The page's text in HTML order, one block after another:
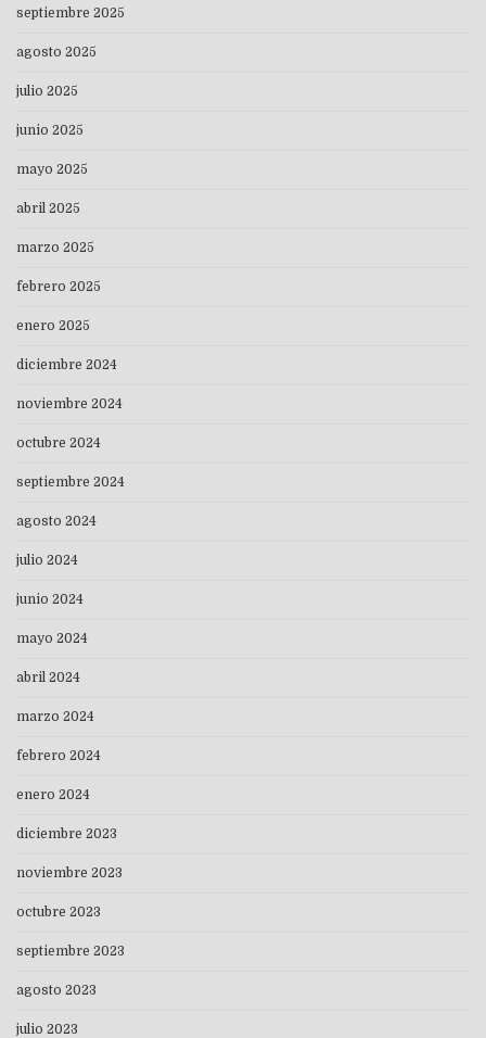
septiembre 2025
agosto 2025
julio 2025
junio 2025
mayo 2025
abril 2025
marzo 2025
febrero 2025
enero 2025
diciembre 2024
noviembre 2024
octubre 2024
septiembre 2024
agosto 2024
julio 2024
junio 2024
mayo 2024
abril 2024
marzo 2024
febrero 2024
enero 2024
diciembre 2023
noviembre 2023
octubre 2023
septiembre 2023
agosto 2023
julio 2023